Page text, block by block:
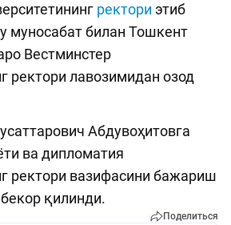
ректори этиб
муносабат билан Тошкент
Вестминстер
ректори лавозимидан озод
Абдувоҳитовга
ва дипломатия
ректори вазифасини бажариш
қилинди.
Поделиться